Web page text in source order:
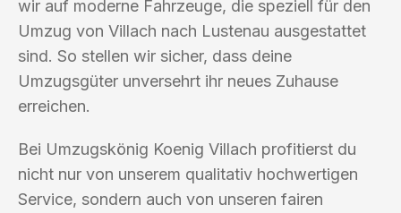
wir auf moderne Fahrzeuge, die speziell für den
Umzug von Villach nach Lustenau ausgestattet
sind. So stellen wir sicher, dass deine
Umzugsgüter unversehrt ihr neues Zuhause
erreichen.
Bei Umzugskönig Koenig Villach profitierst du
nicht nur von unserem qualitativ hochwertigen
Service, sondern auch von unseren fairen